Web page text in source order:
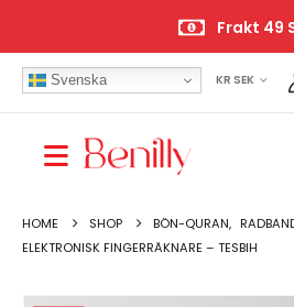
Öppet
Svenska KR SEK
HOME SHOP BÖN-QURAN,
ELEKTRONISK FINGERRÄKNARE – TESBIH